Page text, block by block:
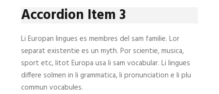
Accordion Item 3
Li Europan lingues es membres del sam familie. Lor
separat existentie es un myth. Por scientie, musica,
sport etc, litot Europa usa li sam vocabular. Li lingues
differe solmen in li grammatica, li pronunciation e li plu
commun vocabules.